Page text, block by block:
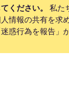
ください。
私た
情報の共有を求
惑行為を報告」